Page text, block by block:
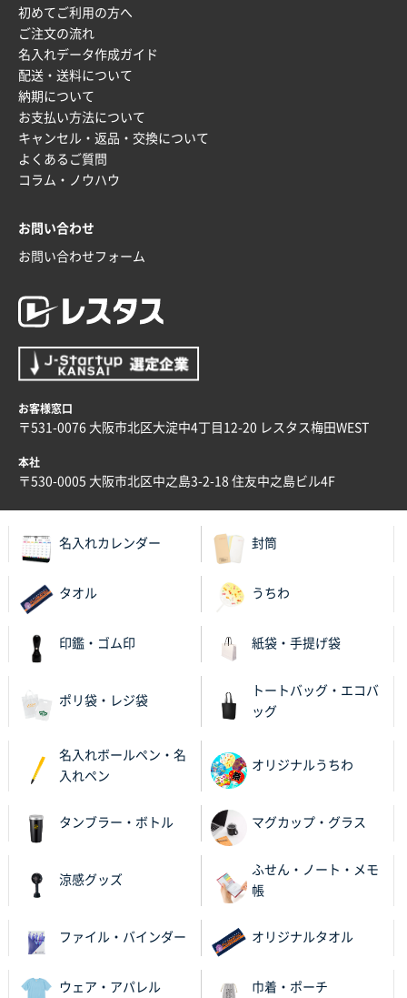
初めてご利用の方へ
ご注文の流れ
名入れデータ作成ガイド
配送・送料について
納期について
お支払い方法について
キャンセル・返品・交換について
よくあるご質問
コラム・ノウハウ
お問い合わせ
お問い合わせフォーム
お客様窓口
〒531-0076 大阪市北区大淀中4丁目12-20 レスタス梅田WEST
本社
〒530-0005 大阪市北区中之島3-2-18 住友中之島ビル4F
名入れカレンダー 封筒
タオル うちわ
印鑑・ゴム印 紙袋・手提げ袋
ポリ袋・レジ袋
トートバッグ・エコバ
ッグ
名入れボールペン・名
入れペン
オリジナルうちわ
タンブラー・ボトル マグカップ・グラス
涼感グッズ
ふせん・ノート・メモ
帳
ファイル・バインダー オリジナルタオル
ウェア・アパレル 巾着・ポーチ